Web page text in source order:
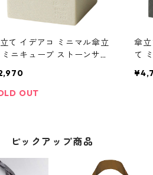
て イデアコ ミニマル傘立
ミニキューブ ストーンサン
mini cube ストーンサ
ホワイト
OUT
傘
て
a
ピックアップ商品